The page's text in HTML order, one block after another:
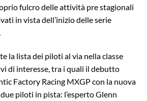
fulcro delle attività pre stagionali
in vista dell’inizio delle serie
la lista dei piloti al via nella classe
di interesse, tra i quali il debutto
Factory Racing MXGP con la nuova
piloti in pista: l’esperto Glenn